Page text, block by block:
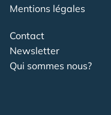
Mentions légales
Contact
Newsletter
Qui sommes nous?